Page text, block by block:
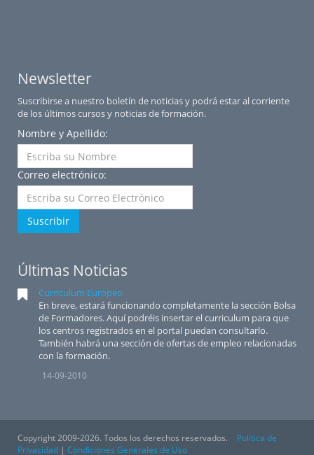
Newsletter
Suscribirse a nuestro boletín de noticias y podrá estar al corriente
de los últimos cursos y noticias de formación.
Nombre y Apellido:
Correo electrónico:
Suscribir
Últimas Noticias
Curriculum Europeo
En breve, estará funcionando completamente la sección Bolsa
de Formadores. Aquí podréis insertar el curriculum para que
los centros registrados en el portal puedan consultarlo.
También habrá una sección de ofertas de empleo relacionadas
con la formación.
14-09-2010
Copyright 2009-2026. Todos los derechos reservados.
Política de
Privacidad | Condiciones Generales de Uso